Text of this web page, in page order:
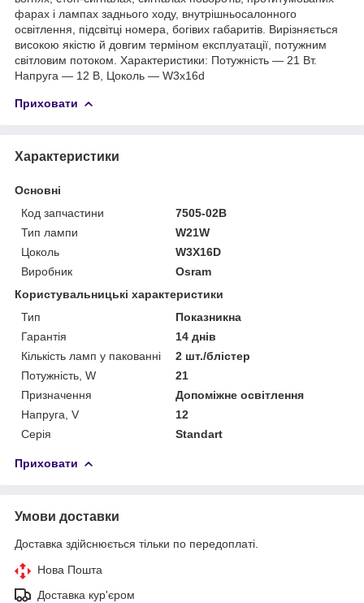
фарах і лампах заднього ходу, внутрішньосалонного
освітлення, підсвітці номера, богівих габаритів. Вирізняється
високою якістю й довгим терміном експлуатації, потужним
світловим потоком. Характеристики: Потужність — 21 Вт.
Напруга — 12 В, Цоколь — W3x16d
Приховати
Характеристики
Основні
Код запчастини
7505-02B
Тип лампи
W21W
Цоколь
W3X16D
Виробник
Osram
Користувальницькі характеристики
Тип
Показникна
Гарантія
14 днів
Кількість ламп у пакованні
2 шт./блістер
Потужність, W
21
Призначення
Допоміжне освітлення
Напруга, V
12
Серія
Standart
Приховати
Умови доставки
Доставка здійснюється тільки по передоплаті.
Нова Пошта
Доставка кур'єром